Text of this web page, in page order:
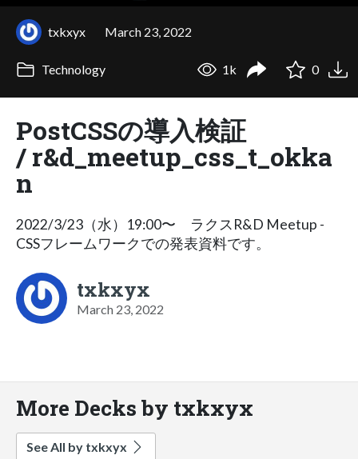
txkxyx March 23, 2022
Technology 1k 0
PostCSSの導入検証
/ r&d_meetup_css_t_okka
n
2022/3/23（水）19:00〜 ラクスR&D Meetup -
CSSフレームワークでの発表資料です。
txkxyx
March 23, 2022
More Decks by txkxyx
See All by txkxyx